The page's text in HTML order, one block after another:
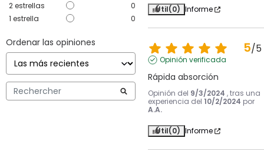
2estrellas
0
1 estrella 0
Ordenar las opiniones
Útil(0) Informe
5/5
Opinión verificada
Rápida absorción
Opinión del 9/3/2024 , tras una
experiencia del 10/2/2024 por
A.A.
Útil(0) Informe